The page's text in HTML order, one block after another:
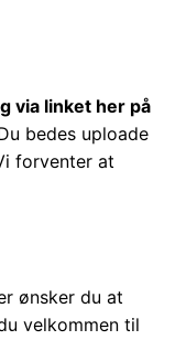
via linket her på
bedes uploade
forventer at
ønsker du at
velkommen til